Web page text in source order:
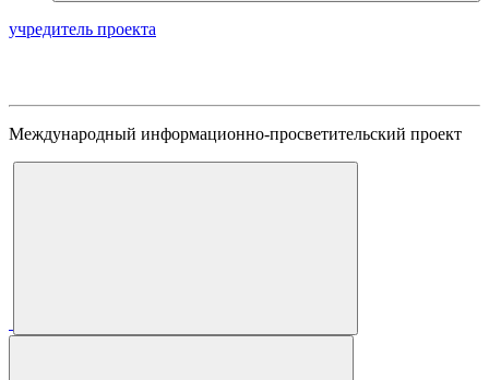
учредитель проекта
Международный информационно-просветительский проект